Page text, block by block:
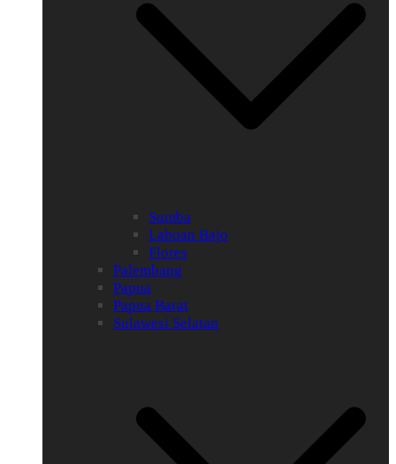
Sumba
Labuan Bajo
Flores
Palembang
Papua
Papua Barat
Sulawesi Selatan